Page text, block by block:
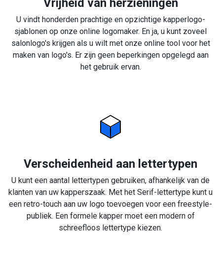
U vindt honderden prachtige en opzichtige kapperlogo-
sjablonen op onze online logomaker. En ja, u kunt zoveel
salonlogo's krijgen als u wilt met onze online tool voor het
maken van logo's. Er zijn geen beperkingen opgelegd aan
het gebruik ervan.
Verscheidenheid aan lettertypen
U kunt een aantal lettertypen gebruiken, afhankelijk van de
klanten van uw kapperszaak. Met het Serif-lettertype kunt u
een retro-touch aan uw logo toevoegen voor een freestyle-
publiek. Een formele kapper moet een modern of
schreefloos lettertype kiezen.